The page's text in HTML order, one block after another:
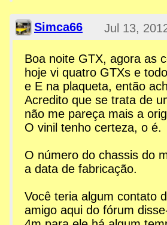
Simca66 Jul 13,
2:34am
Re:
Boa noite GTX, agora as
hoje vi quatro GTXs e
e E na plaqueta, então
Acredito que se trata de
não me pareça mais a
O vinil tenho certeza, o é.
O número do chassis do
a data de fabricação.
Você teria algum contato
amigo aqui do fórum